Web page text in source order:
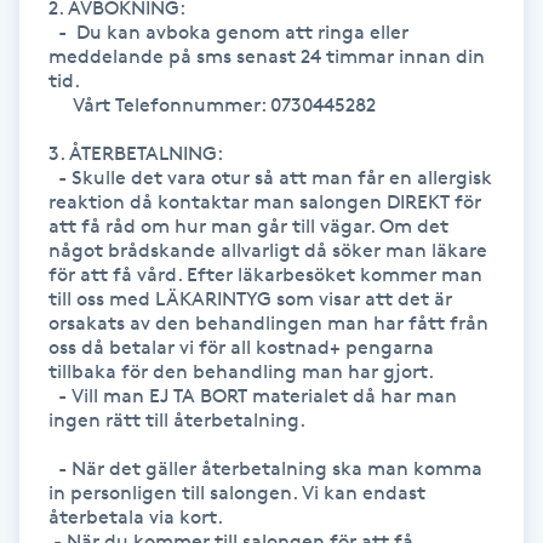
IPL hårborttagning
IR-massage
Japansk massage
Katun fransar
Keratinbehandling
2. AVBOKNING:
meddelande på sms senast 24 timmar innan din
tid.
3. ÅTERBETALNING:
reaktion då kontaktar man salongen DIREKT för
att få råd om hur man går till vägar. Om det
något brådskande allvarligt då söker man läkare
för att få vård. Efter läkarbesöket kommer man
till oss med LÄKARINTYG som visar att det är
orsakats av den behandlingen man har fått från
oss då betalar vi för all kostnad+ pengarna
tillbaka för den behandling man har gjort.
ingen rätt till återbetalning.
in personligen till salongen. Vi kan endast
återbetala via kort.